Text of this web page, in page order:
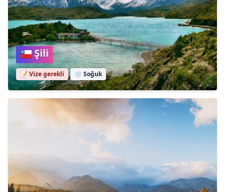
Şili
📝 Vize gerekli ❄️ Soğuk